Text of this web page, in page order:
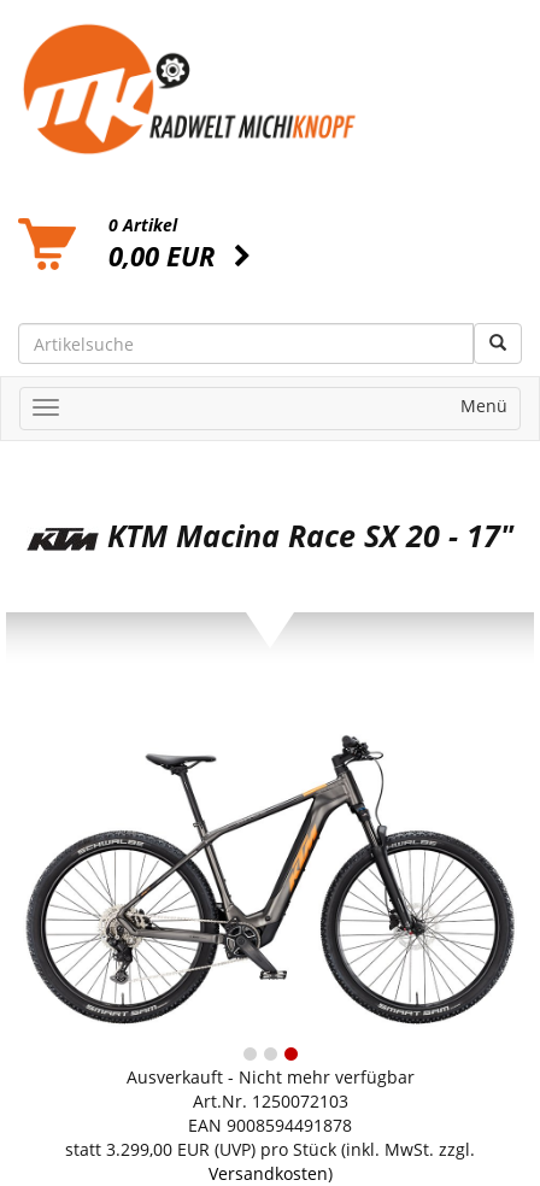
0 Artikel
0,00 EUR
Menü
KTM Macina Race SX 20 - 17"
Ausverkauft - Nicht mehr verfügbar
Art.Nr. 1250072103
EAN 9008594491878
statt 3.299,00 EUR (UVP) pro Stück (inkl. MwSt. zzgl.
Versandkosten)